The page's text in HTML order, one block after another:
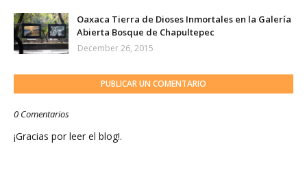
Oaxaca Tierra de Dioses Inmortales en la Galería
Abierta Bosque de Chapultepec
December 26, 2015
PUBLICAR UN COMENTARIO
0 Comentarios
¡Gracias por leer el blog!.